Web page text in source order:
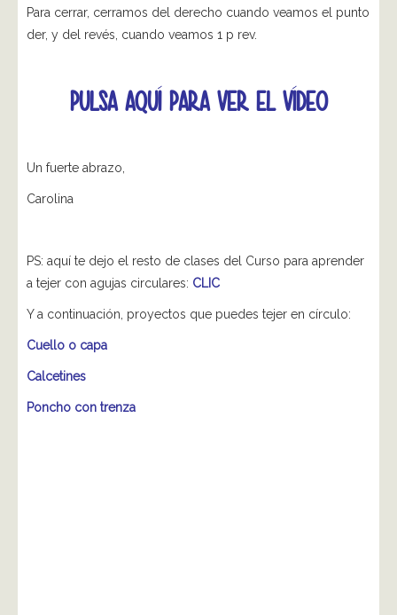
Para cerrar, cerramos del derecho cuando veamos el punto
der, y del revés, cuando veamos 1 p rev.
PULSA AQUÍ PARA VER EL VÍDEO
Un fuerte abrazo,
Carolina
PS: aquí te dejo el resto de clases del Curso para aprender
a tejer con agujas circulares: CLIC
Y a continuación, proyectos que puedes tejer en círculo:
Cuello o capa
Calcetines
Poncho con trenza